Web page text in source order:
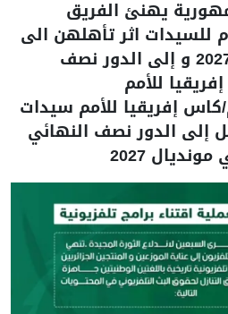
يهنئ الفريق
للسيدات اثر تأهلهن الى
مونديال البرازيل 2027 و إلى الدور نصف
للأمم
كاس إفريقيا للأمم سيدات
إلى الدور نصف النهائي
2027